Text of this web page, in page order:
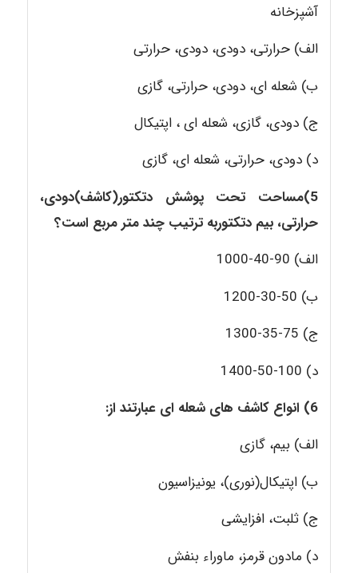
آشپزخانه
الف) حرارتی، دودی، دودی، حرارتی
ب) شعله ای، دودی، حرارتی، گازی
ج) دودی، گازی، شعله ای ، اپتیکال
د) دودی، حرارتی، شعله ای، گازی
5)مساحت تحت پوشش دتکتور(کاشف)دودی
،
حرارتی، بیم دتکتوربه ترتیب چند متر مربع است؟
الف) 90-40-1000
ب) 50-30-1200
ج) 75-35-1300
د) 100-50-1400
6) انواع کاشف های
شعله ای عبارتند از:
الف) بیم، گازی
ب) اپتیکال(نوری)، یونیزاسیون
ج) ثلبت، افزایشی
د) مادون قرمز، ماوراء بنفش